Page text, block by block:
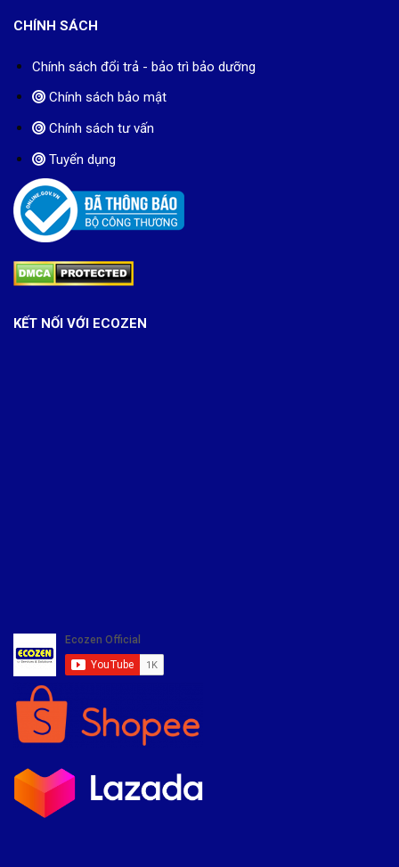
CHÍNH SÁCH
Chính sách đổi trả - bảo trì bảo dưỡng
Chính sách bảo mật
Chính sách tư vấn
Tuyển dụng
KẾT NỐI VỚI ECOZEN